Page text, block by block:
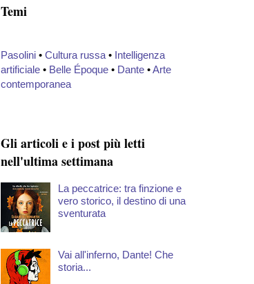
Temi
Pasolini • Cultura russa • Intelligenza
artificiale • Belle Époque • Dante •Arte
contemporanea
Gli articoli e i post più letti
nell'ultima settimana
La peccatrice: tra finzione e
vero storico, il destino di una
sventurata
Vai all'inferno, Dante! Che
storia...